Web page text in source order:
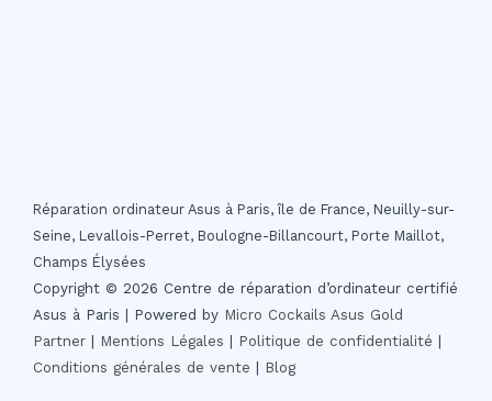
Réparation ordinateur Asus à Paris, île de France, Neuilly-sur-
Seine, Levallois-Perret, Boulogne-Billancourt, Porte Maillot,
Champs Élysées
Copyright © 2026 Centre de réparation d’ordinateur certifié
Asus à Paris | Powered by Micro Cockails Asus Gold
Partner | Mentions Légales | Politique de confidentialité |
Conditions générales de vente | Blog